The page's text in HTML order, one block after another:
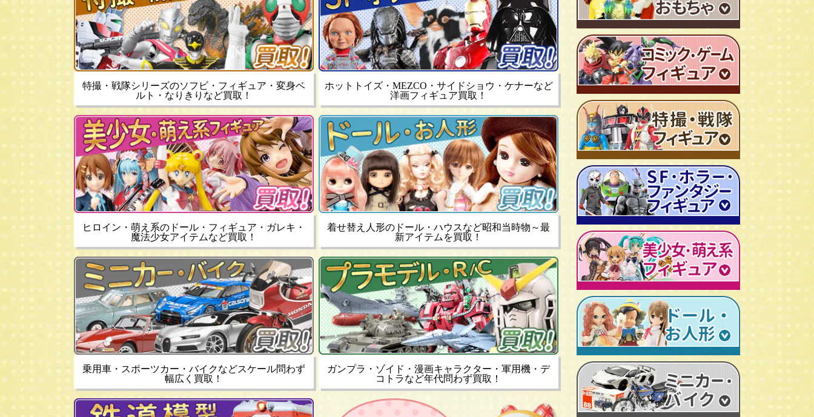
特撮・戦隊シリーズのソフビ・フィギュア・変身ベ
ルト・なりきりなど買取！
ホットトイズ・MEZCO・サイドショウ・ケナーなど
洋画フィギュア買取！
ヒロイン・萌え系のドール・フィギュア・ガレキ・
魔法少女アイテムなど買取！
着せ替え人形のドール・ハウスなど昭和当時物～最
新アイテムを買取！
乗用車・スポーツカー・バイクなどスケール問わず
幅広く買取！
ガンプラ・ゾイド・漫画キャラクター・軍用機・デ
コトラなど年代問わず買取！
特撮・戦隊 TV番組 1960年代
超合金・DX超合金
ソフビ
広告ノベルティグッズ
ジャンボマシンダー
キャラクター消しゴム
ビックリマンシール
ダイアクロン
変身サイボーグ
昭和レトロなミニカー
ミクロマン
レトロプラモデル
旧トランスフォーマー
ビンテージ セルロイド人形
仮面ライダーカード
マルサン/MARUSAN
ブルマァク/BULLMARK
ポピー/POPY
旧タカラ/TAKARA
旧バンダイ/BANDAI
ワンピース/ONE PIECE
聖闘士聖矢
キン肉マン
ドラゴンボール
北斗の拳
ルパン三世
鉄人28号
新世紀エヴァンゲリオン
AKIRA/アキラ
ドラゴンクエスト
ファイナルファンタジー/FF
P.O.P
RAH
CCP キン肉マン
超像可動
仮面ライダー
ゴジラ
人造人間キカイダー
牙狼-GARO
機動戦士ガンダム
マジンガーＺ
ゲッターロボ
トランスフォーマー
マクロス
メタルヒーローシリーズ
スーパー戦隊
スターウォーズ
プレデター/PREDATOR
エイリアン/ALIEN
ターミネーター
ロボコップ
バットマン
グレムリン
バイオハザード
ディズニー
セーラームーン
魔法少女まどか☆マギカ
フェイト/Fate
武装神姫
魔法少女リリカルなのは
ブライス/Blythe